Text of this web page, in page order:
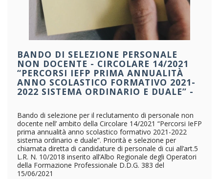
BANDO DI SELEZIONE PERSONALE
NON DOCENTE - CIRCOLARE 14/2021
“PERCORSI IEFP PRIMA ANNUALITÀ
ANNO SCOLASTICO FORMATIVO 2021-
2022 SISTEMA ORDINARIO E DUALE” -
Bando di selezione per il reclutamento di personale non
docente nell’ ambito della Circolare 14/2021 “Percorsi IeFP
prima annualità anno scolastico formativo 2021-2022
sistema ordinario e duale”. Priorità e selezione per
chiamata diretta di candidature di personale di cui all’art.5
L.R. N. 10/2018 inserito all’Albo Regionale degli Operatori
della Formazione Professionale D.D.G. 383 del
15/06/2021